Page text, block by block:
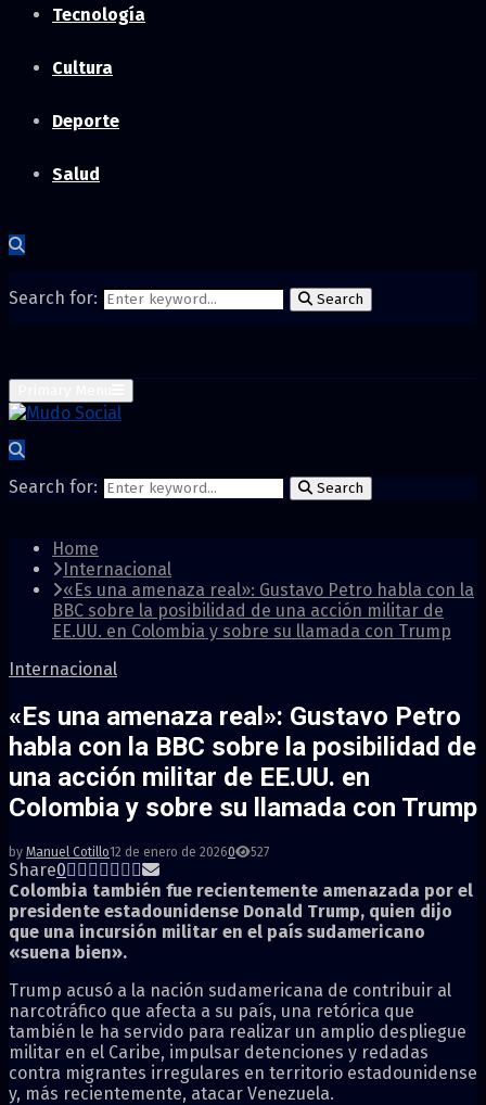
Tecnología
Cultura
Deporte
Salud
Search for: Search
Search for: Search
Home
Internacional
«Es una amenaza real»: Gustavo Petro habla con la
BBC sobre la posibilidad de una acción militar de
EE.UU. en Colombia y sobre su llamada con Trump
Internacional
«Es una amenaza real»: Gustavo Petro
habla con la BBC sobre la posibilidad de
una acción militar de EE.UU. en
Colombia y sobre su llamada con Trump
by Manuel Cotillo12 de enero de 20260 527
Share0
Colombia también fue recientemente amenazada por el
presidente estadounidense Donald Trump, quien dijo
que una incursión militar en el país sudamericano
«suena bien».
Trump acusó a la nación sudamericana de contribuir al
narcotráfico que afecta a su país, una retórica que
también le ha servido para realizar un amplio despliegue
militar en el Caribe, impulsar detenciones y redadas
contra migrantes irregulares en territorio estadounidense
y, más recientemente, atacar Venezuela.